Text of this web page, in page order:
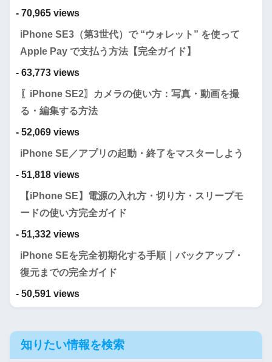
- 70,965 views
iPhone SE3（第3世代）で “ウォレット” を使って
Apple Pay で支払う方法【完全ガイド】
- 63,773 views
〖iPhone SE2〗カメラの使い方：写真・動画を撮
る・編集する方法
- 52,069 views
iPhone SE／アプリの起動・終了をマスターしよう
- 51,818 views
【iPhone SE】電源の入れ方・切り方・スリープモ
ードの使い方完全ガイド
- 51,332 views
iPhone SEを完全初期化する手順｜バックアップ・
復元までの完全ガイド
- 50,591 views
知りたい情報を検索